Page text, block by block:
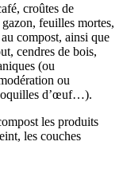
croûtes de
feuilles mortes,
compost, ainsi que
cendres de bois,
(ou
ou
d’œuf…).
les produits
les couches